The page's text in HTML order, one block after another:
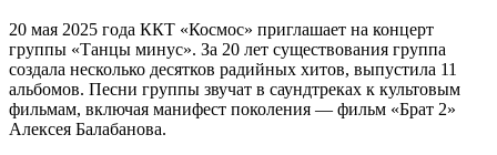
20 мая 2025 года ККТ «Космос» приглашает на концерт
группы «Танцы минус». За 20 лет существования группа
создала несколько десятков радийных хитов, выпустила 11
альбомов. Песни группы звучат в саундтреках к культовым
фильмам, включая манифест поколения — фильм «Брат 2»
Алексея Балабанова.